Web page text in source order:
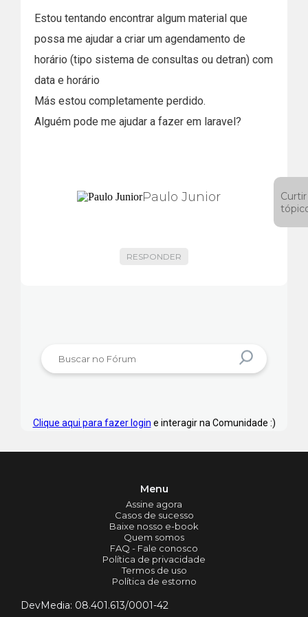
Estou tentando encontrar algum material que
possa me ajudar a criar um agendamento de
horário (tipo sistema de consultas ou detran) com
data e horário
Más estou completamente perdido.
Alguém pode me ajudar a fazer em laravel?
Paulo Junior
Curtir
RESPONDER
Clique aqui para fazer login e interagir na Comunidade :)
Menu
Assine agora
Casos de sucesso
Baixe nosso e-book
Quem somos
FAQ - Fale conosco
Política de privacidade
Termos de uso
Política de estorno
DevMedia: 08.401.613/0001-42